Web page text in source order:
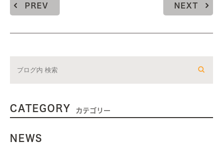
PREV NEXT
CATEGORY カテゴリー
NEWS